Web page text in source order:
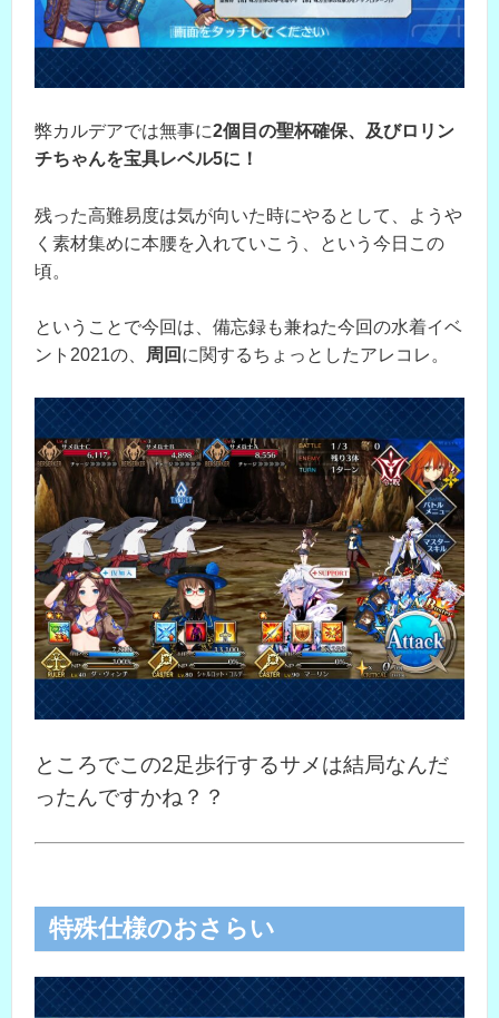
弊カルデアでは無事に2個目の聖杯確保、及びロリン
チちゃんを宝具レベル5に！
残った高難易度は気が向いた時にやるとして、ようや
く素材集めに本腰を入れていこう、という今日この
頃。
ということで今回は、備忘録も兼ねた今回の水着イベ
ント2021の、
周回 に関するちょっとしたアレコレ。
ところでこの2足歩行するサメは結局なんだ
ったんですかね？？
特殊仕様のおさらい